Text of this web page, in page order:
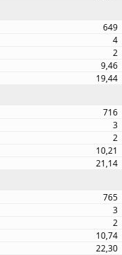
649
4
2
9,46
19,44
716
3
2
10,21
21,14
765
3
2
10,74
22,30